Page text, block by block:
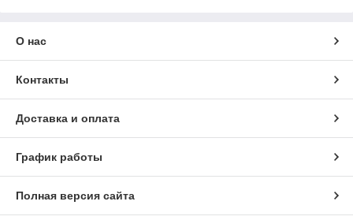
О нас
Контакты
Доставка и оплата
График работы
Полная версия сайта